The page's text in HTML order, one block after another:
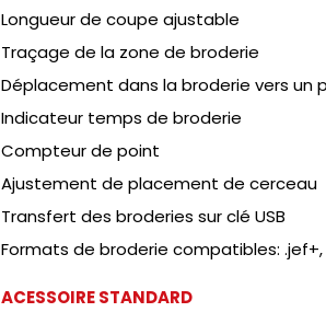
Longueur de coupe ajustable
Traçage de la zone de broderie
Déplacement dans la broderie vers un
Indicateur temps de broderie
Compteur de point
Ajustement de placement de cerceau
Transfert des broderies sur clé USB
Formats de broderie compatibles: .jef+,
ACESSOIRE STANDARD